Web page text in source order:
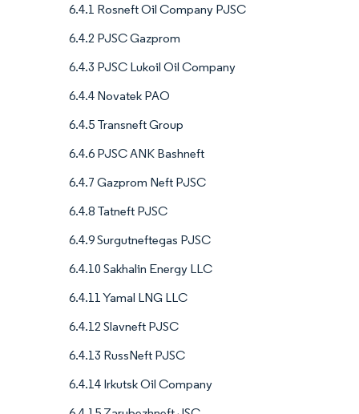
6.4.1 Rosneft Oil Company PJSC
6.4.2 PJSC Gazprom
6.4.3 PJSC Lukoil Oil Company
6.4.4 Novatek PAO
6.4.5 Transneft Group
6.4.6 PJSC ANK Bashneft
6.4.7 Gazprom Neft PJSC
6.4.8 Tatneft PJSC
6.4.9 Surgutneftegas PJSC
6.4.10 Sakhalin Energy LLC
6.4.11 Yamal LNG LLC
6.4.12 Slavneft PJSC
6.4.13 RussNeft PJSC
6.4.14 Irkutsk Oil Company